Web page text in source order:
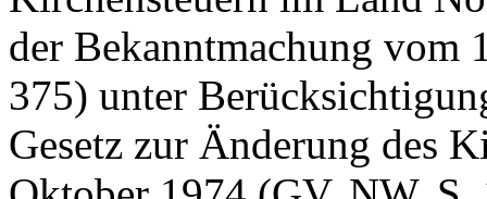
der Bekanntmachung vom
375) unter
Gesetz zur Änderung des